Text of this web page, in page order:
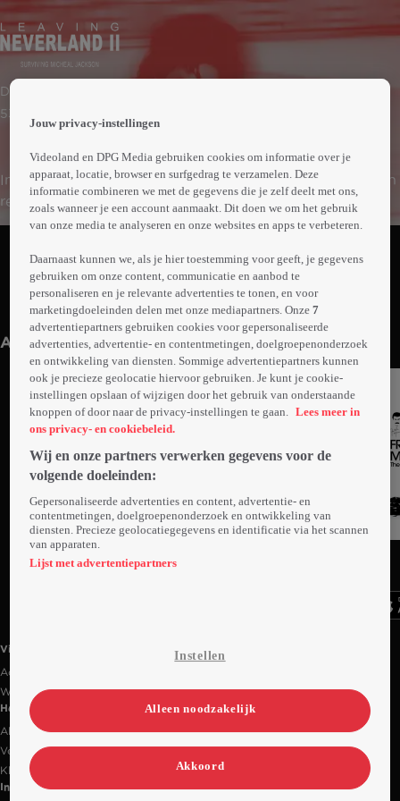
Documentaire
53min
In 2019 spannen James Safechuck en Wade Robson een
rechtszaak aan tegen de overleden popartiest Michael
Jackson. Daarin beschuldigen ze hem van seksueel
zoektocht naar gerechtigheid in de periode die volgde.
In openhartige interviews vertellen ze onder meer over
de tol die ze hebben moeten betalen voor het openlijk
uiten van hun beschuldigingen.
Abonneren op Videoland
Meer
info
Anderen kijken ook
Ga
naar
Trailer
Videoland
Actiecode
Werken bij RTL
Handige links
Alle films & series
Veelgestelde vragen
Klantenservice
Informatie
Jouw privacy-instellingen
Videoland en DPG Media gebruiken cookies om informatie over je
apparaat, locatie, browser en surfgedrag te verzamelen. Deze
informatie combineren we met de gegevens die je zelf deelt met ons,
zoals wanneer je een account aanmaakt. Dit doen we om het gebruik
van onze media te analyseren en onze websites en apps te verbeteren.
Daarnaast kunnen we, als je hier toestemming voor geeft, je gegevens
gebruiken om onze content, communicatie en aanbod te
personaliseren en je relevante advertenties te tonen, en voor
marketingdoeleinden delen met onze mediapartners. Onze7
advertentiepartners gebruiken cookies voor gepersonaliseerde
advertenties, advertentie- en contentmetingen, doelgroepenonderzoek
en ontwikkeling van diensten. Sommige advertentiepartners kunnen
ook je precieze geolocatie hiervoor gebruiken. Je kunt je cookie-
instellingen opslaan of wijzigen door het gebruik van onderstaande
knoppen of door naar de privacy-instellingen te gaan.
Lees meer in
ons privacy- en cookiebeleid.
Wij en onze partners verwerken gegevens voor de
volgende doeleinden:
Gepersonaliseerde advertenties en content, advertentie- en
contentmetingen, doelgroepenonderzoek en ontwikkeling van
diensten. Precieze geolocatiegegevens en identificatie via het scannen
van apparaten.
Lijst met advertentiepartners
Instellen
Alleen noodzakelijk
Akkoord